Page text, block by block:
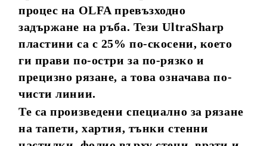
процес на OLFA превъзходно
задържане на ръба. Тези UltraSharp
пластини са с 25% по-скосени, което
ги прави по-остри за по-рязко и
прецизно рязане, a това означава по-
чисти линии.
Те са произведени специално за рязане
на тапети, хартия, тънки стенни